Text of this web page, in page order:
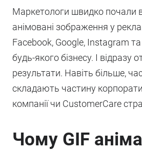
Маркетологи швидко почали
анімовані зображення у
Facebook, Google, Instagram
будь-якого бізнесу. І відразу
результати. Навіть більше,
складають частину
компанії чи CustomerCare
Чому GIF